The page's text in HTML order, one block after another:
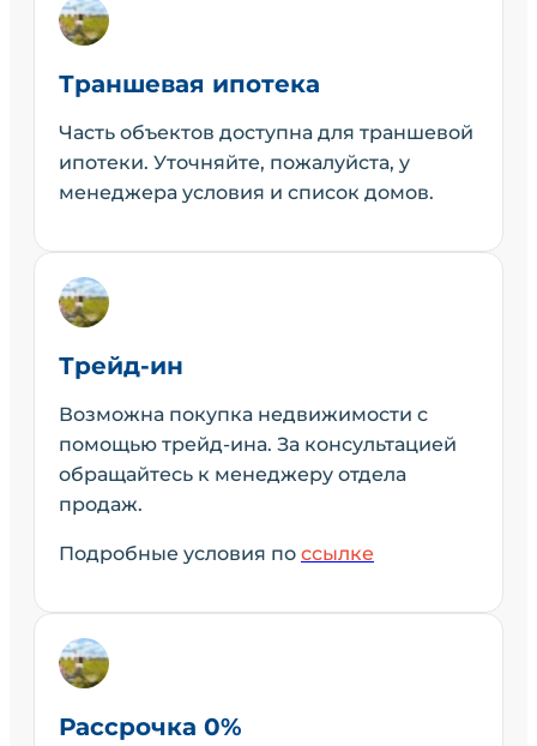
Траншевая ипотека
Часть объектов доступна для траншевой
ипотеки. Уточняйте, пожалуйста, у
менеджера условия и список домов.
Трейд-ин
Возможна покупка недвижимости с
помощью трейд-ина. За консультацией
обращайтесь к менеджеру отдела
продаж.
Подробные условия по ссылке
Рассрочка 0%